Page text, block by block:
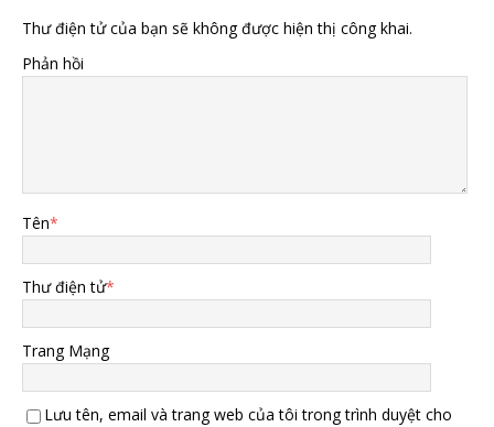
Thư điện tử của bạn sẽ không được hiện thị công khai.
Phản hồi
Tên*
Thư điện tử*
Trang Mạng
Lưu tên, email và trang web của tôi trong trình duyệt cho